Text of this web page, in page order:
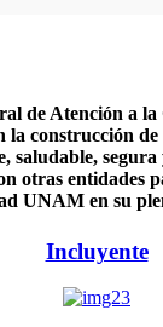
de Atención a
la construcción
saludable, segura
otras entidades
UNAM en su
Incluyente